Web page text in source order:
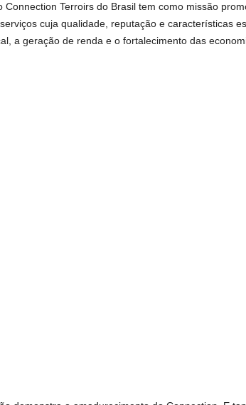
Terroirs do Brasil tem como missão
cuja qualidade, reputação e características
a geração de renda e o fortalecimento das